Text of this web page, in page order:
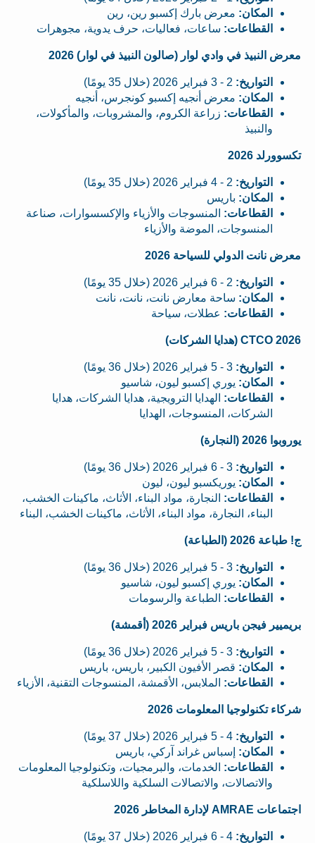
المكان: معرض بارك إكسبو رين، رين
القطاعات: ساعات، فعاليات، حرف يدوية، مجوهرات
معرض النبيذ في وادي لوار (صالون النبيذ في لوار) 2026
التواريخ:
المكان: معرض أنجيه إكسبو كونجرس، أنجيه
القطاعات: زراعة الكروم، والمشروبات، والمأكولات،
والنبيذ
تكسوورلد 2026
التواريخ:
المكان: باريس
القطاعات: المنسوجات والأزياء والإكسسوارات، صناعة
المنسوجات، الموضة والأزياء
معرض نانت الدولي للسياحة 2026
التواريخ:
المكان: ساحة معارض نانت، نانت، نانت
القطاعات: عطلات، سياحة
CTCO 2026 (هدايا الشركات)
التواريخ:
المكان: يوري إكسبو ليون، شاسيو
القطاعات: الهدايا الترويجية، هدايا الشركات، هدايا
الشركات، المنسوجات، الهدايا
يوروبوا 2026 (النجارة)
التواريخ:
المكان: يوريكسبو ليون، ليون
القطاعات: النجارة، مواد البناء، الأثاث، ماكينات الخشب،
البناء، النجارة، مواد البناء، الأثاث، ماكينات الخشب، البناء
ج! طباعة 2026 (الطباعة)
التواريخ:
المكان: يوري إكسبو ليون، شاسيو
القطاعات: الطباعة والرسومات
بريميير فيجن باريس فبراير 2026 (أقمشة)
التواريخ:
المكان: قصر الأفيون الكبير، باريس، باريس
القطاعات: الملابس، الأقمشة، المنسوجات التقنية، الأزياء
شركاء تكنولوجيا المعلومات 2026
التواريخ:
المكان: إسباس غراند آركي، باريس
القطاعات: الخدمات، والبرمجيات، وتكنولوجيا المعلومات
والاتصالات، والاتصالات السلكية واللاسلكية
اجتماعات AMRAE لإدارة المخاطر 2026
التواريخ: